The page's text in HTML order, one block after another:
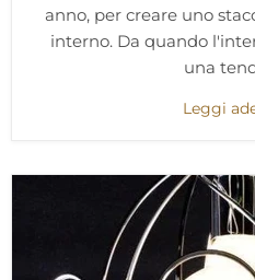
anno, per creare uno
interno. Da quando
una
Leggi